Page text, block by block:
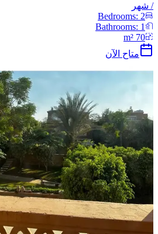
/ شهر
Bedrooms: 2
Bathrooms: 1
70
متاح الآن